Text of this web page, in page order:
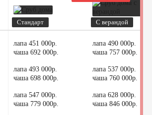
Стандарт
С верандой
лапа 451 000р.
/
чаша 692 000р.
лапа 490 000р.
/
чаша 757 000р.
лапа 493 000р.
/
чаша 698 000р.
лапа 537 000р.
/
чаша 760 000р.
лапа 547 000р.
/
чаша 779 000р.
лапа 628 000р.
/
чаша 846 000р.